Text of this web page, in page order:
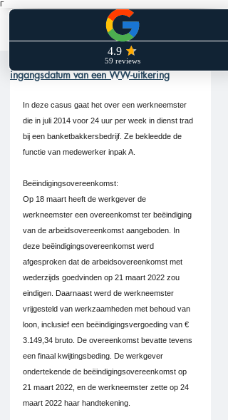
Γ
Beëindigingsovereenkomst: Verkeerde
ingangsdatum van een WW-uitkering
In deze casus gaat het over een werkneemster
die in juli 2014 voor 24 uur per week in dienst trad
bij een banketbakkersbedrijf. Ze bekleedde de
functie van medewerker inpak A.
Beëindigingsovereenkomst:
Op 18 maart heeft de werkgever de
werkneemster een overeenkomst ter beëindiging
van de arbeidsovereenkomst aangeboden. In
deze beëindigingsovereenkomst werd
afgesproken dat de arbeidsovereenkomst met
wederzijds goedvinden op 21 maart 2022 zou
eindigen. Daarnaast werd de werkneemster
vrijgesteld van werkzaamheden met behoud van
loon, inclusief een beëindigingsvergoeding van €
3.149,34 bruto. De overeenkomst bevatte tevens
een finaal kwijtingsbeding. De werkgever
ondertekende de beëindigingsovereenkomst op
21 maart 2022, en de werkneemster zette op 24
maart 2022 haar handtekening.